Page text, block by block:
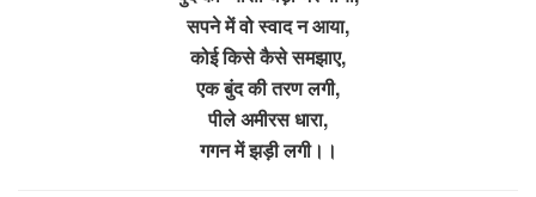
सपने में वो स्वाद न आया,
कोई किसे कैसे समझाए,
एक बुंद की तरण लगी,
पीले अमीरस धारा,
गगन में झड़ी लगी।।